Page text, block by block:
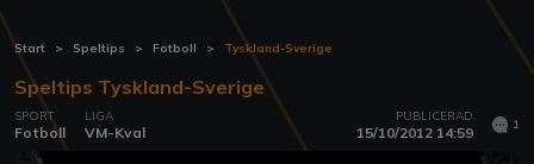
Start Speltips Fotboll Tyskland-Sverige
Speltips Tyskland-Sverige
SPORT
Fotboll
LIGA
VM-Kval
PUBLICERAD
15/10/2012 14:59 1